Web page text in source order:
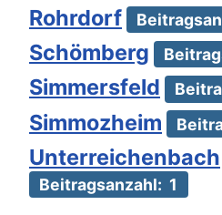
Rohrdorf
Schömberg
Simmersfeld
Simmozheim
Unterreichenbach
Beitragsanzahl: 1